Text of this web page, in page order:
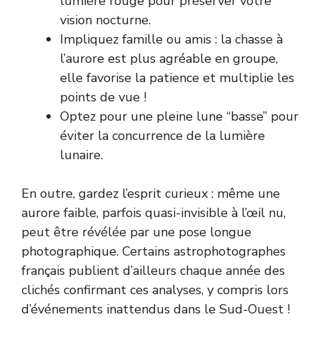
vision nocturne.
Impliquez famille ou amis : la chasse à
l’aurore est plus agréable en groupe,
elle favorise la patience et multiplie les
points de vue !
Optez pour une pleine lune “basse” pour
éviter la concurrence de la lumière
lunaire.
En outre, gardez l’esprit curieux : même une
aurore faible, parfois quasi-invisible à l’œil nu,
peut être révélée par une pose longue
photographique. Certains astrophotographes
français publient d’ailleurs chaque année des
clichés confirmant ces analyses, y compris lors
d’événements inattendus dans le Sud-Ouest !